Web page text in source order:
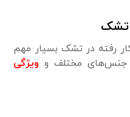
تشک
رفته در تشک بسیار مهم
جنس‌های مختلف و ویژگی